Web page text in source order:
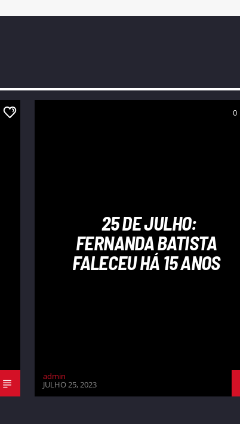
0
25 DE JULHO:
FERNANDA BATISTA
FALECEU HÁ 15 ANOS
admin
JULHO 25, 2023